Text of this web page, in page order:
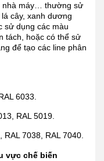
nhà máy… thường sử
cây, xanh dương
sử dụng các màu
tách, hoặc có thể sử
để tạo các line phân
6033.
RAL 5019.
7038, RAL 7040.
vực chế biến